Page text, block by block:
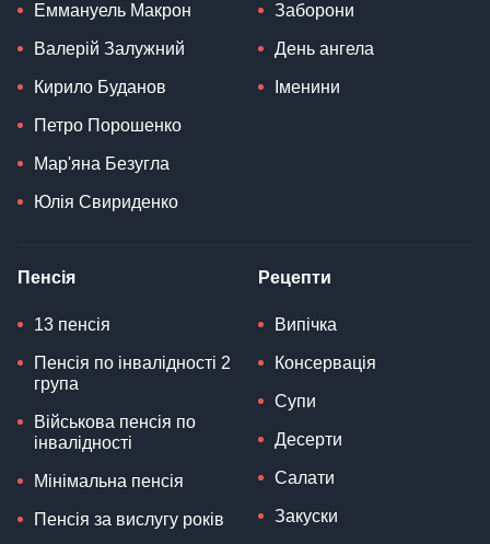
Еммануель Макрон
Валерій Залужний
Кирило Буданов
Петро Порошенко
Мар'яна Безугла
Юлія Свириденко
Заборони
День ангела
Іменини
Пенсія
13 пенсія
Пенсія по інвалідності 2
група
Військова пенсія по
інвалідності
Мінімальна пенсія
Пенсія за вислугу років
Рецепти
Випічка
Консервація
Супи
Десерти
Салати
Закуски